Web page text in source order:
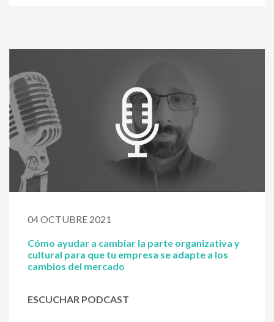
04 OCTUBRE 2021
Cómo ayudar a cambiar la parte organizativa y
cultural para que tu empresa se adapte a los
cambios del mercado
ESCUCHAR PODCAST